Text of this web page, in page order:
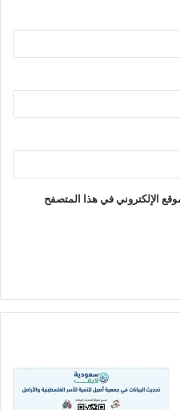
الإلكتروني في هذا المتصفح